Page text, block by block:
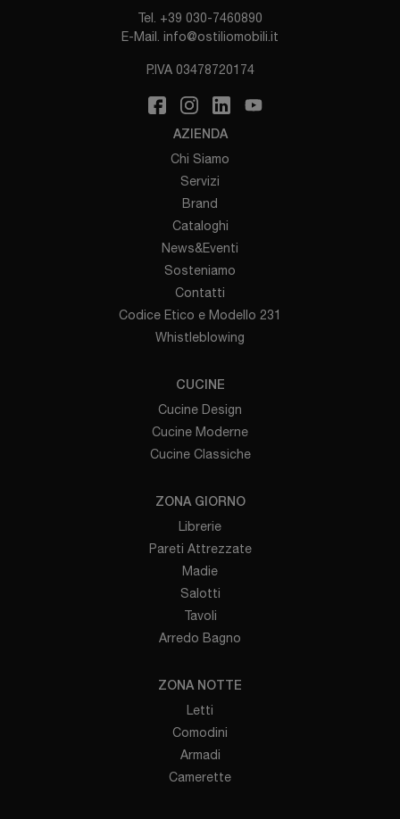
Tel. +39 030-7460890
E-Mail. info@ostiliomobili.it
P.IVA 03478720174
AZIENDA
Chi Siamo
Servizi
Brand
Cataloghi
News&Eventi
Sosteniamo
Contatti
Codice Etico e Modello 231
Whistleblowing
CUCINE
Cucine Design
Cucine Moderne
Cucine Classiche
ZONA GIORNO
Librerie
Pareti Attrezzate
Madie
Salotti
Tavoli
Arredo Bagno
ZONA NOTTE
Letti
Comodini
Armadi
Camerette